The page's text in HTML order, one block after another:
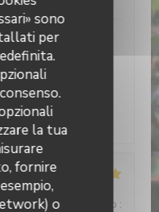
sono
per
la tua
fornire
o
cour pavée. Grande
soins. Belle
plats sont copieux
de l'Etable de Hem,
ne vous
:5/5 Qualità / Prezzo :